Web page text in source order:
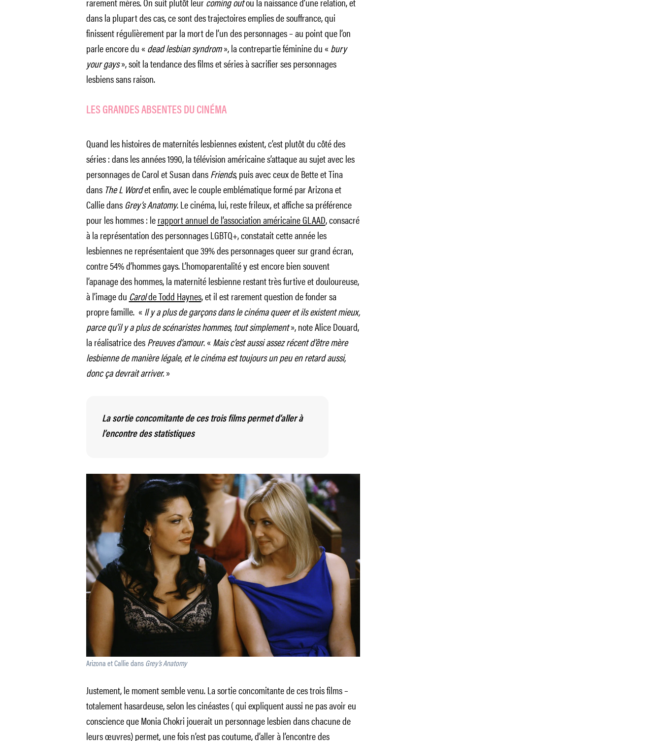
dans la plupart des cas, ce sont des trajectoires emplies de souffrance, qui
finissent régulièrement par la mort de l’un des personnages – au point que l’on
parle encore du «dead lesbian syndrom», la contrepartie féminine du «bury
your gays», soit la tendance des films et séries à sacrifier ses personnages
lesbiens sans raison.
LES GRANDES ABSENTES DU CINÉMA
Quand les histoires de maternités lesbiennes existent, c’est plutôt du côté des
séries : dans les années 1990, la télévision américaine s’attaque au sujet avec les
personnages de Carol et Susan dansFriends, puis avec ceux de Bette et Tina
dans The L Wordet enfin, avec le couple emblématique formé par Arizona et
Callie dans Grey’s Anatomy. Le cinéma, lui, reste frileux, et affiche sa préférence
pour les hommes : lerapport annuel de l’association américaine GLAAD, consacré
à la représentation des personnages LGBTQ+, constatait cette année les
lesbiennes ne représentaient que 39% des personnages queer sur grand écran,
contre 54% d’hommes gays. L’homoparentalité y est encore bien souvent
l’apanage des hommes, la maternité lesbienne restant très furtive et douloureuse,
à l’image du Carolde Todd Haynes, et il est rarement question de fonder sa
propre famille. «Il y a plus de garçons dans le cinéma queer et ils existent mieux,
parce qu’il y a plus de scénaristes hommes, tout simplement», note Alice Douard,
la réalisatrice desPreuves d’amour. «Mais c’est aussi assez récent d’être mère
lesbienne de manière légale, et le cinéma est toujours un peu en retard aussi,
donc ça devrait arriver.»
La sortie concomitante de ces trois films permet d’aller à
l’encontre des statistiques
Arizona et Callie dansGrey’s Anatomy
Justement, le moment semble venu. La sortie concomitante de ces trois films –
totalement hasardeuse, selon les cinéastes ( qui expliquent aussi ne pas avoir eu
conscience que Monia Chokri jouerait un personnage lesbien dans chacune de
leurs œuvres) permet, une fois n’est pas coutume, d’aller à l’encontre des